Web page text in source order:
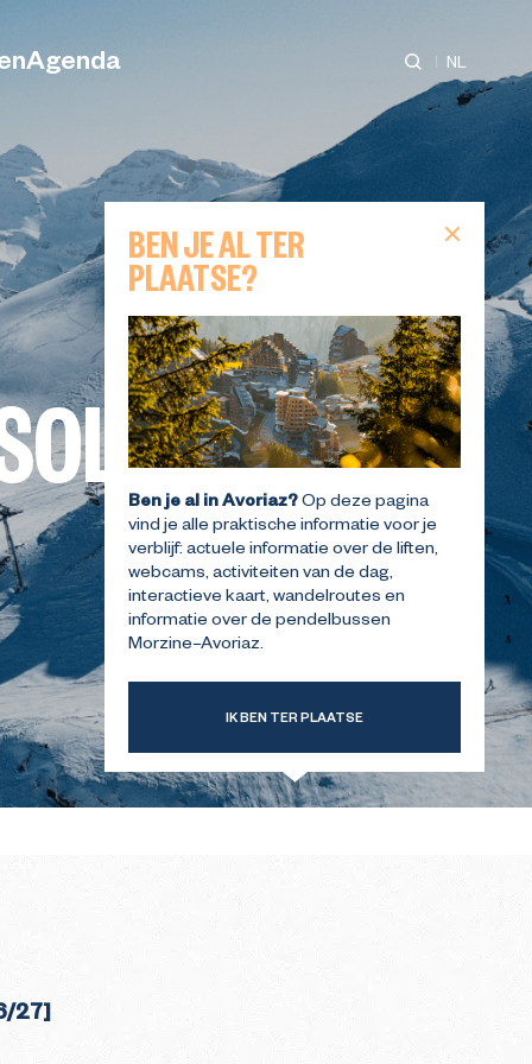
Agenda NL
WANDELINGEN
ACTIVITEITEN
GIDS VOOR UW EERSTE
BEZOEK IN DE ZOMER
WEKELIJKS ACTIVITEITEN
PROGRAMMA
KOOP UW SKIPASSEN
WEKELIJKS ACTIVITEITEN
PROGRAMMA
WANDELINGEN
BEN JE AL TER
PLAATSE?
Ben je al in Avoriaz?Op deze pagina
vind je alle praktische informatie voor je
verblijf: actuele informatie over de liften,
webcams, activiteiten van de dag,
interactieve kaart, wandelroutes en
informatie over de pendelbussen
Morzine–Avoriaz.
IK BEN TER PLAATSE
27]